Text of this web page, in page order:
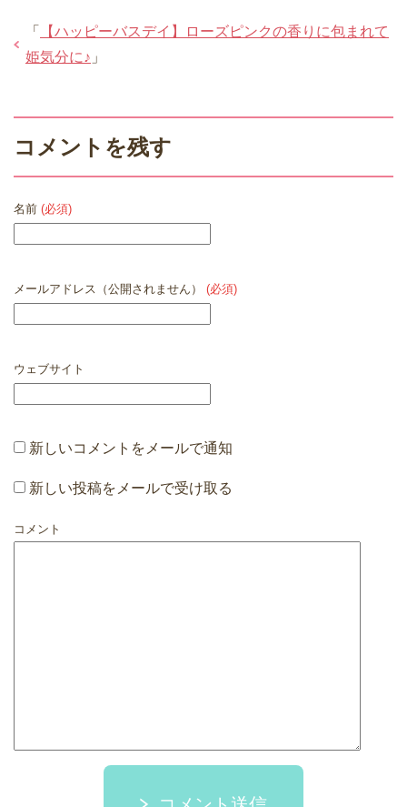
「
【ハッピーバスデイ】ローズピンクの香りに包まれて
姫気分に♪ 」
コメントを残す
名前 (必須)
メールアドレス（公開されません） (必須)
ウェブサイト
新しいコメントをメールで通知
新しい投稿をメールで受け取る
コメント